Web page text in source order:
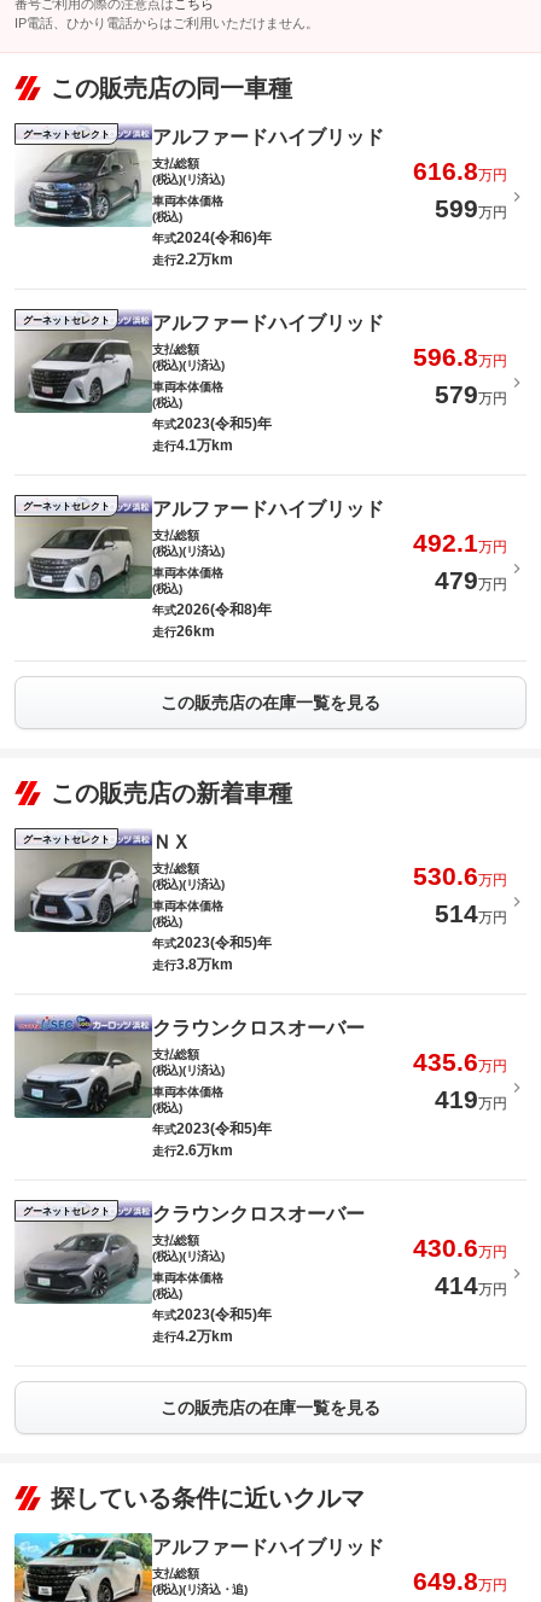
番号ご利用の際の注意点は こちら
IP電話、ひかり電話からはご利用いただけません。
この販売店の同一車種
グーネットセレクト アルファードハイブリッド
支払総額
(税込)(リ済込)
616.8万円
車両本体価格
(税込)
599万円
年式2024(令和6)年
走行2.2万km
グーネットセレクト アルファードハイブリッド
支払総額
(税込)(リ済込)
596.8万円
車両本体価格
(税込)
579万円
年式2023(令和5)年
走行4.1万km
グーネットセレクト アルファードハイブリッド
支払総額
(税込)(リ済込)
492.1万円
車両本体価格
(税込)
479万円
年式2026(令和8)年
走行26km
この販売店の在庫一覧を見る
この販売店の新着車種
グーネットセレクト ＮＸ
支払総額
(税込)(リ済込)
530.6万円
車両本体価格
(税込)
514万円
年式2023(令和5)年
走行3.8万km
クラウンクロスオーバー
支払総額
(税込)(リ済込)
435.6万円
車両本体価格
(税込)
419万円
年式2023(令和5)年
走行2.6万km
グーネットセレクト クラウンクロスオーバー
支払総額
(税込)(リ済込)
430.6万円
車両本体価格
(税込)
414万円
年式2023(令和5)年
走行4.2万km
この販売店の在庫一覧を見る
探している条件に近いクルマ
アルファードハイブリッド
支払総額
(税込)(リ済込・追)
649.8万円